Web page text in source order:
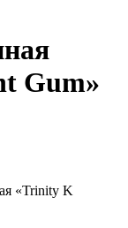
Gum»
«Trinity K